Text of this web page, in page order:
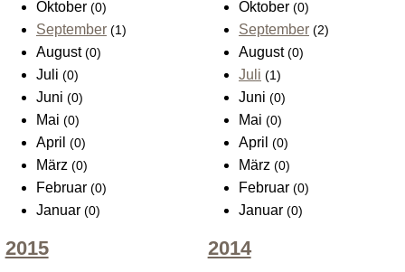
Oktober (0)
September (1)
August (0)
Juli (0)
Juni (0)
Mai (0)
April (0)
März (0)
Februar (0)
Januar (0)
Oktober(0)
September (2)
August(0)
Juli (1)
Juni(0)
Mai(0)
April(0)
März(0)
Februar(0)
Januar(0)
2015 2014